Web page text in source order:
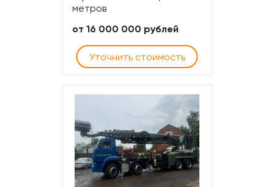
метров
от 16 000 000 рублей
Уточнить стоимость